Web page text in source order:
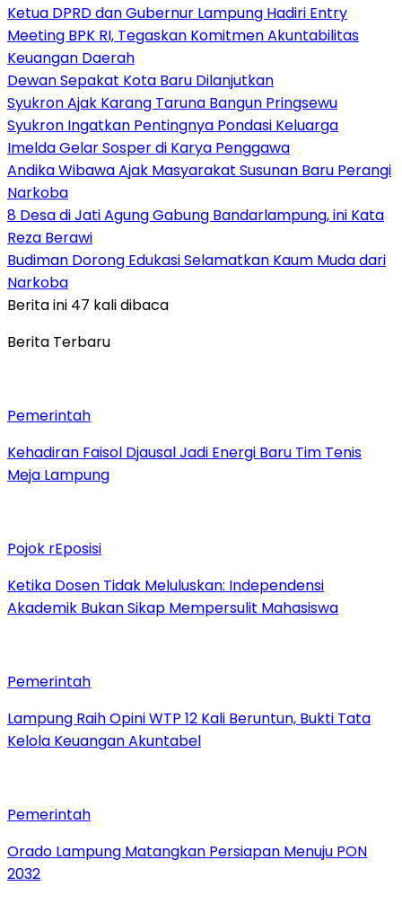
Ketua DPRD dan Gubernur Lampung Hadiri Entry
Meeting BPK RI, Tegaskan Komitmen Akuntabilitas
Keuangan Daerah
Dewan Sepakat Kota Baru Dilanjutkan
Syukron Ajak Karang Taruna Bangun Pringsewu
Syukron Ingatkan Pentingnya Pondasi Keluarga
Imelda Gelar Sosper di Karya Penggawa
Andika Wibawa Ajak Masyarakat Susunan Baru Perangi
Narkoba
8 Desa di Jati Agung Gabung Bandarlampung, ini Kata
Reza Berawi
Budiman Dorong Edukasi Selamatkan Kaum Muda dari
Narkoba
Berita ini 47 kali dibaca
Berita Terbaru
Pemerintah
Kehadiran Faisol Djausal Jadi Energi Baru Tim Tenis
Meja Lampung
Pojok rEposisi
Ketika Dosen Tidak Meluluskan: Independensi
Akademik Bukan Sikap Mempersulit Mahasiswa
Pemerintah
Lampung Raih Opini WTP 12 Kali Beruntun, Bukti Tata
Kelola Keuangan Akuntabel
Pemerintah
Orado Lampung Matangkan Persiapan Menuju PON
2032